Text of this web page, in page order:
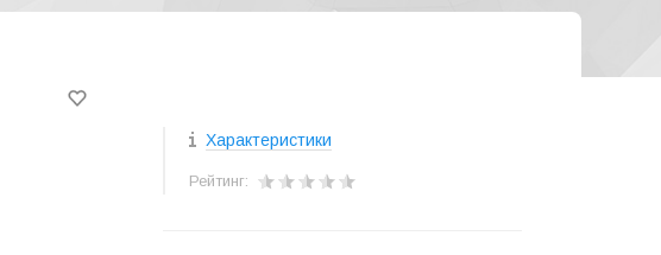
Характеристики
Рейтинг: